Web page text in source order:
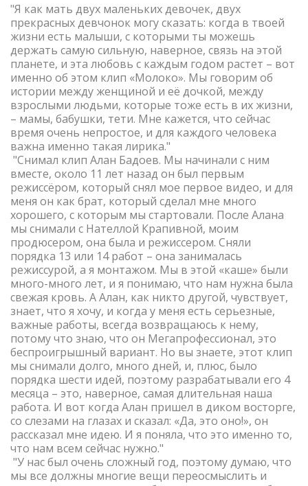
"Я как мать двух маленьких девочек, двух
прекрасных девчонок могу сказать: когда в твоей
жизни есть малыши, с которыми ты можешь
держать самую сильную, наверное, связь на этой
планете, и эта любовь с каждым годом растет – вот
именно об этом клип «Молоко». Мы говорим об
истории между женщиной и её дочкой, между
взрослыми людьми, которые тоже есть в их жизни,
– мамы, бабушки, тети. Мне кажется, что сейчас
время очень непростое, и для каждого человека
важна именно такая лирика."
"Снимал клип Алан Бадоев. Мы начинали с ним
вместе, около 11 лет назад он был первым
режиссёром, который снял мое первое видео, и для
меня он как брат, который сделал мне много
хорошего, с которым мы стартовали. После Алана
мы снимали с Нателлой Крапивной, моим
продюсером, она была и режиссером. Сняли
порядка 13 или 14 работ – она занималась
режиссурой, а я монтажом. Мы в этой «каше» были
много-много лет, и я понимаю, что нам нужна была
свежая кровь. А Алан, как никто другой, чувствует,
знает, что я хочу, и когда у меня есть серьезные,
важные работы, всегда возвращаюсь к нему,
потому что знаю, что он Мегапрофессионал, это
беспроигрышный вариант. Но вы знаете, этот клип
мы снимали долго, много дней, и, плюс, было
порядка шести идей, поэтому разрабатывали его 4
месяца – это, наверное, самая длительная наша
работа. И вот когда Алан пришел в диком восторге,
со слезами на глазах и сказал: «Да, это оно!», он
рассказал мне идею. И я поняла, что это именно то,
что нам всем сейчас нужно."
"У нас был очень сложный год, поэтому думаю, что
мы все должны многие вещи переосмыслить и